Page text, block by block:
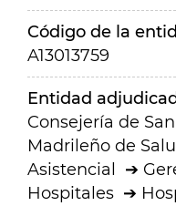
Código de la
A13013759
Entidad
Consejería de
Madrileño de
Asistencial
Hospitales